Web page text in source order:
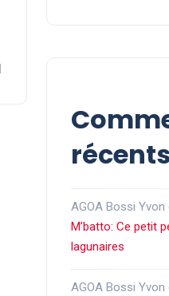
récents
AGOA Bossi
M’batto: Ce petit
lagunaires
AGOA Bossi